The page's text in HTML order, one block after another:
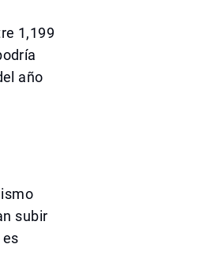
1,199
año
subir